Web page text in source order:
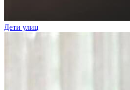
Дети улиц